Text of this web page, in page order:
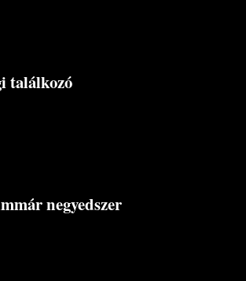
találkozó
negyedszer